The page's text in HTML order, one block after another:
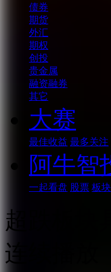
债券
期货
外汇
期权
创投
贵金属
融资融券
其它
大赛
最佳收益 最多关注
阿牛智
一起看盘 股票 板块
超跌板块
连续播放